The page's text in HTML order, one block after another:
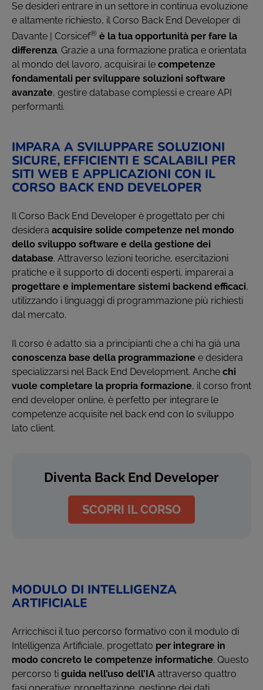
Se desideri entrare in un settore in continua evoluzione
e altamente richiesto, il Corso Back End Developer di
Davante | Corsicef® è la tua opportunità per fare la
differenza. Grazie a una formazione pratica e orientata
al mondo del lavoro, acquisirai le competenze
fondamentali per sviluppare soluzioni software
avanzate, gestire database complessi e creare API
performanti.
IMPARA A SVILUPPARE SOLUZIONI
SICURE, EFFICIENTI E SCALABILI PER
SITI WEB E APPLICAZIONI CON IL
CORSO BACK END DEVELOPER
Il Corso Back End Developer è progettato per chi
desidera acquisire solide competenze nel mondo
dello sviluppo software e della gestione dei
database. Attraverso lezioni teoriche, esercitazioni
pratiche e il supporto di docenti esperti, imparerai a
progettare e implementare sistemi backend efficaci,
utilizzando i linguaggi di programmazione più richiesti
dal mercato.
Il corso è adatto sia a principianti che a chi ha già una
conoscenza base della programmazione e desidera
specializzarsi nel Back End Development. Anche chi
vuole completare la propria formazione, il corso front
end developer online, è perfetto per integrare le
competenze acquisite nel back end con lo sviluppo
lato client.
Diventa Back End Developer
SCOPRI IL CORSO
MODULO DI INTELLIGENZA
ARTIFICIALE
Arricchisci il tuo percorso formativo con il modulo di
Intelligenza Artificiale, progettato per integrare in
modo concreto le competenze informatiche. Questo
percorso ti guida nell’uso dell’IA attraverso quattro